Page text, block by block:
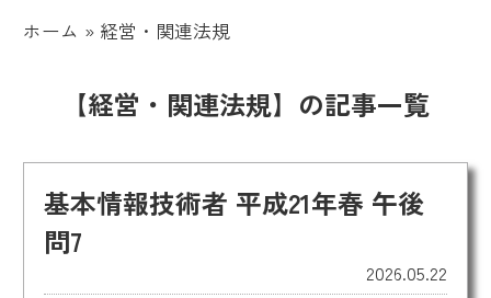
ホーム »経営・関連法規
【経営・関連法規】の記事一覧
基本情報技術者 平成21年春 午後
問7
2026.05.22